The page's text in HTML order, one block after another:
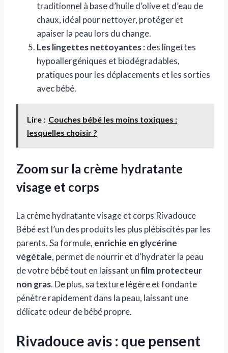
traditionnel à base d’huile d’olive et d’eau de
chaux, idéal pour nettoyer, protéger et
apaiser la peau lors du change.
Les lingettes nettoyantes :des lingettes
hypoallergéniques et biodégradables,
pratiques pour les déplacements et les sorties
avec bébé.
Lire : Couches bébé les moins toxiques :
lesquelles choisir ?
Zoom sur la crème hydratante
visage et corps
La crème hydratante visage et corps Rivadouce
Bébé est l’un des produits les plus plébiscités par les
parents. Sa formule, enrichie en glycérine
végétale, permet de nourrir et d’hydrater la peau
de votre bébé tout en laissant unfilm protecteur
non gras. De plus, sa texture légère et fondante
pénètre rapidement dans la peau, laissant une
délicate odeur de bébé propre.
Rivadouce avis : que pensent